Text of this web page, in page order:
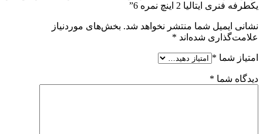
یکطرفه فنری ایتالیا 2 اینچ نمره 6”
نشانی ایمیل شما منتشر نخواهد شد. بخش‌های موردنیاز
علامت‌گذاری شده‌اند *
امتیاز شما *
دیدگاه شما *